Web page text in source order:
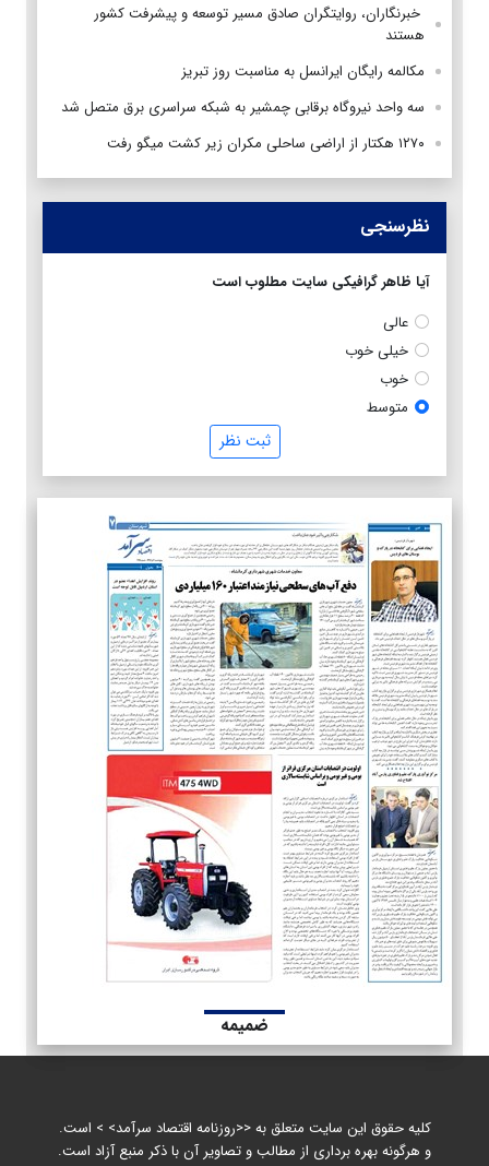
‌ خبرنگاران، روایتگران صادق مسیر توسعه و پیشرفت کشور
هستند
مکالمه رایگان ایرانسل به مناسبت روز تبریز
سه واحد نیروگاه برقابی چمشیر به شبکه سراسری برق متصل شد
۱۲۷۰ هکتار از اراضی ساحلی مکران زیر کشت میگو رفت
نظرسنجی
آیا ظاهر گرافیکی سایت مطلوب است
عالی
خیلی خوب
خوب
متوسط
ثبت نظر
ضمیمه
کلیه حقوق این سایت متعلق به <<روزنامه اقتصاد سرآمد> > است.
و هرگونه بهره برداری از مطالب و تصاویر آن با ذکر منبع آزاد است.